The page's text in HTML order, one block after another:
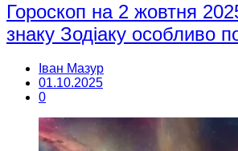
Гороскоп на 2 жовтня
знаку Зодіаку особливо
Іван Мазур
01.10.2025
0